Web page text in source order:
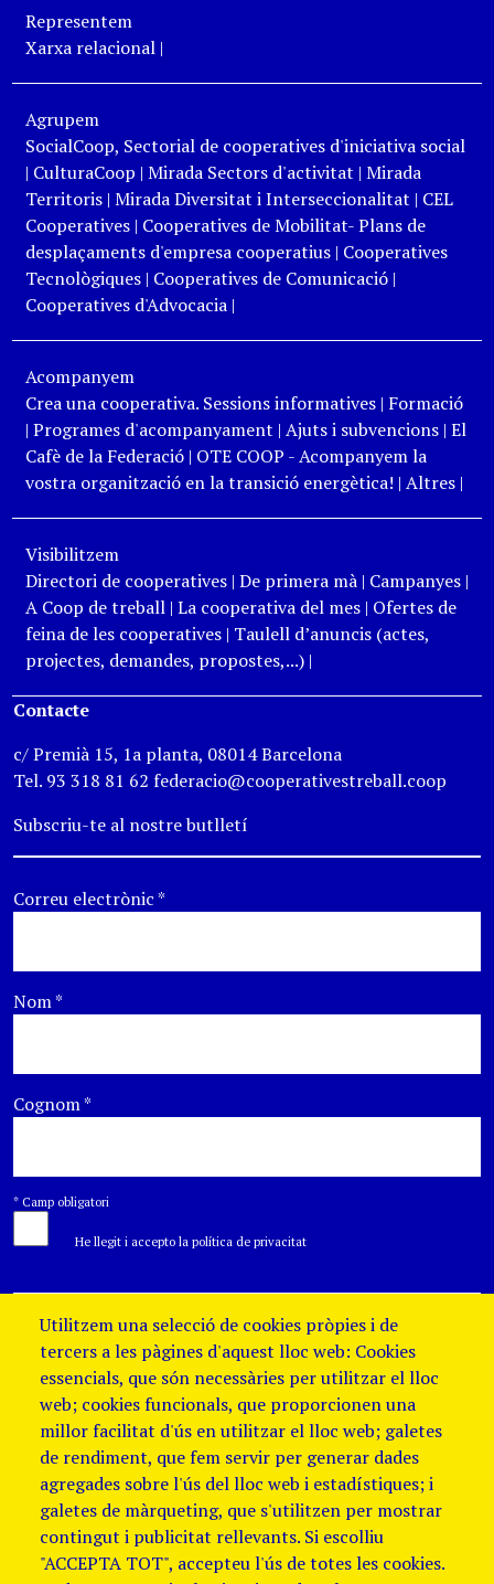
Representem
Xarxa relacional|
Agrupem
SocialCoop, Sectorial de cooperatives d'iniciativa social
| CulturaCoop | Mirada Sectors d'activitat | Mirada
Territoris| Mirada Diversitat i Interseccionalitat | CEL
Cooperatives| Cooperatives de Mobilitat- Plans de
desplaçaments d'empresa cooperatius| Cooperatives
Tecnològiques| Cooperatives de Comunicació|
Cooperatives d'Advocacia|
Acompanyem
Crea una cooperativa. Sessions informatives| Formació
| Programes d'acompanyament | Ajuts i subvencions| El
Cafè de la Federació| OTE COOP - Acompanyem la
vostra organització en la transició energètica! | Altres|
Visibilitzem
Directori de cooperatives| De primera mà| Campanyes|
A Coop de treball| La cooperativa del mes| Ofertes de
feina de les cooperatives| Taulell d’anuncis (actes,
projectes, demandes, propostes,...)|
Contacte
c/ Premià 15, 1a planta, 08014 Barcelona
Tel. 93 318 81 62 federacio@cooperativestreball.coop
Subscriu-te al nostre butlletí
Correu electrònic*
Nom*
Cognom*
* Camp obligatori
He llegit i accepto la política de privacitat
Utilitzem una selecció de cookies pròpies i de
tercers a les pàgines d'aquest lloc web: Cookies
essencials, que són necessàries per utilitzar el lloc
web; cookies funcionals, que proporcionen una
millor facilitat d'ús en utilitzar el lloc web; galetes
de rendiment, que fem servir per generar dades
agregades sobre l'ús del lloc web i estadístiques; i
galetes de màrqueting, que s'utilitzen per mostrar
contingut i publicitat rellevants. Si escolliu
"ACCEPTA TOT", accepteu l'ús de totes les cookies.